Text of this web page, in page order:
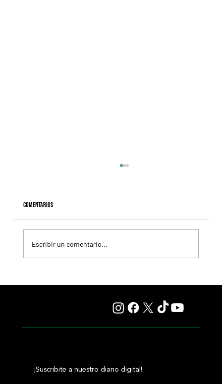
Comentarios
Escribir un comentario...
¡Suscribite a nuestro diario digital!